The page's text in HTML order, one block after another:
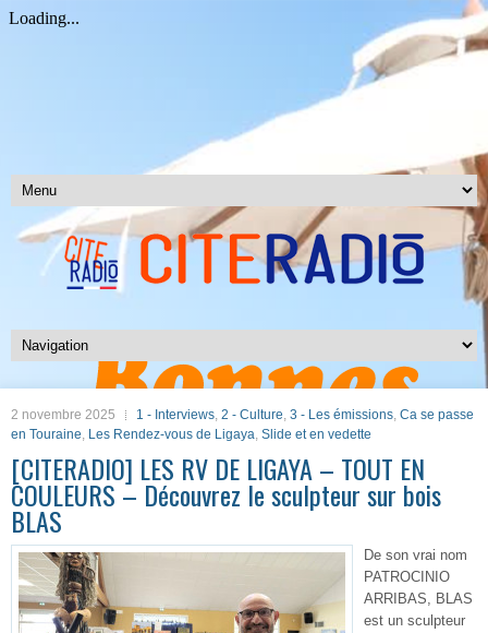
2 novembre 2025 1 - Interviews, 2 - Culture, 3 - Les émissions, Ca se passe
en Touraine, Les Rendez-vous de Ligaya, Slide et en vedette
[CITERADIO] LES RV DE LIGAYA – TOUT EN
COULEURS – Découvrez le sculpteur sur bois
BLAS
De son vrai nom
PATROCINIO
ARRIBAS, BLAS
est un sculpteur